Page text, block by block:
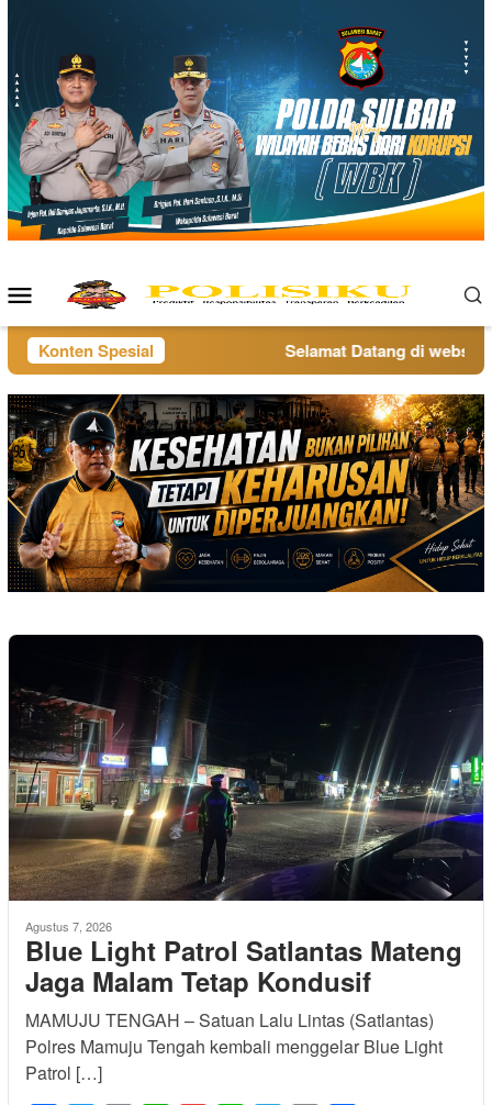
Menu
Mobile
Konten Spesial Selamat Datang di website
Agustus 7, 2026
Blue Light Patrol Satlantas Mateng
Jaga Malam Tetap Kondusif
MAMUJU TENGAH – Satuan Lalu Lintas (Satlantas)
Polres Mamuju Tengah kembali menggelar Blue Light
Patrol […]